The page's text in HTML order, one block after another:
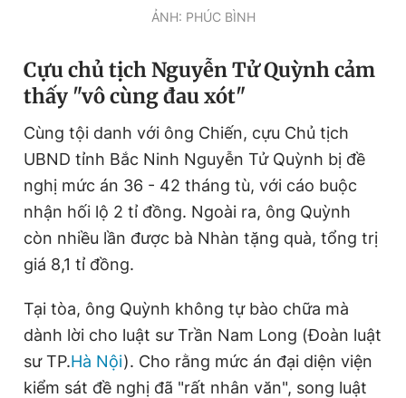
ẢNH: PHÚC BÌNH
Cựu chủ tịch Nguyễn Tử Quỳnh cảm
thấy "vô cùng đau xót"
Cùng tội danh với ông Chiến, cựu Chủ tịch
UBND tỉnh Bắc Ninh Nguyễn Tử Quỳnh bị đề
nghị mức án 36 - 42 tháng tù, với cáo buộc
nhận hối lộ 2 tỉ đồng. Ngoài ra, ông Quỳnh
còn nhiều lần được bà Nhàn tặng quà, tổng trị
giá 8,1 tỉ đồng.
Tại tòa, ông Quỳnh không tự bào chữa mà
dành lời cho luật sư Trần Nam Long (Đoàn luật
sư TP.Hà Nội). Cho rằng mức án đại diện viện
kiểm sát đề nghị đã "rất nhân văn", song luật